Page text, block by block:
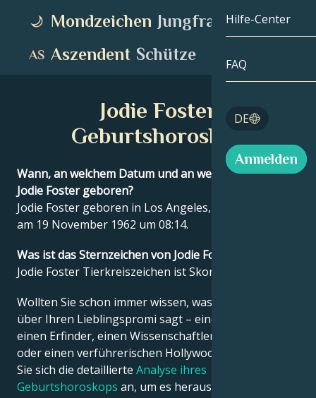
Löwe
Jungfrau
Schütze
Tarot
Engelszahlen
Hilfe-Center
FAQ
DE
English
Anmelden
Mondzeichen Jungfrau
Aszendent Schütze
Jodie Foster
Geburtshoroskop
Wann, an welchem Datum und an welchem Ort wurde
Jodie Foster geboren?
Jodie Foster geboren in Los Angeles, United States
am 19 November 1962 um 08:14.
Was ist das Sternzeichen von Jodie Foster?
Jodie Foster Tierkreiszeichen ist Skorpion.
Wollten Sie schon immer wissen, was die Astrologie
über Ihren Lieblingspromi sagt – einen Politiker,
einen Erfinder, einen Wissenschaftler, einen Musiker
oder einen verführerischen Hollywood-Star? Sehen
Sie sich die detaillierte Analyse ihres
Geburtshoroskops an, um es herauszufinden!